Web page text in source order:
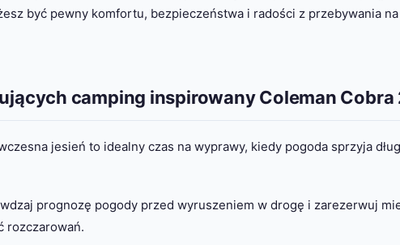
być pewny komfortu, bezpieczeństwa i radości z przebywania na
camping inspirowany Coleman Cobra
jesień to idealny czas na wyprawy, kiedy pogoda sprzyja
prognozę pogody przed wyruszeniem w drogę i zarezerwuj
rozczarowań.